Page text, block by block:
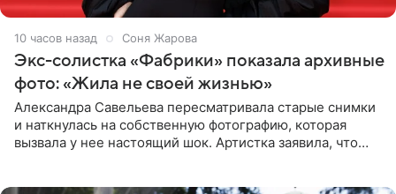
10 часов назад Соня Жарова
Экс-солистка «Фабрики» показала архивные
фото: «Жила не своей жизнью»
Александра Савельева пересматривала старые снимки
и наткнулась на собственную фотографию, которая
вызвала у нее настоящий шок. Артистка заявила, что